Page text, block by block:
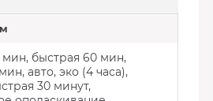
мин, быстрая 60 мин,
авто, эко (4 часа),
30 минут,